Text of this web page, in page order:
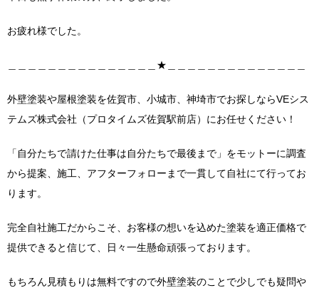
お疲れ様でした。
＿＿＿＿＿＿＿＿＿＿＿＿＿＿＿★＿＿＿＿＿＿＿＿＿＿＿＿＿＿
外壁塗装や屋根塗装を佐賀市、小城市、神埼市でお探しならVEシス
テムズ株式会社（プロタイムズ佐賀駅前店）にお任せください！
「自分たちで請けた仕事は自分たちで最後まで」をモットーに調査
から提案、施工、アフターフォローまで一貫して自社にて行ってお
ります。
完全自社施工だからこそ、お客様の想いを込めた塗装を適正価格で
提供できると信じて、日々一生懸命頑張っております。
もちろん見積もりは無料ですので外壁塗装のことで少しでも疑問や